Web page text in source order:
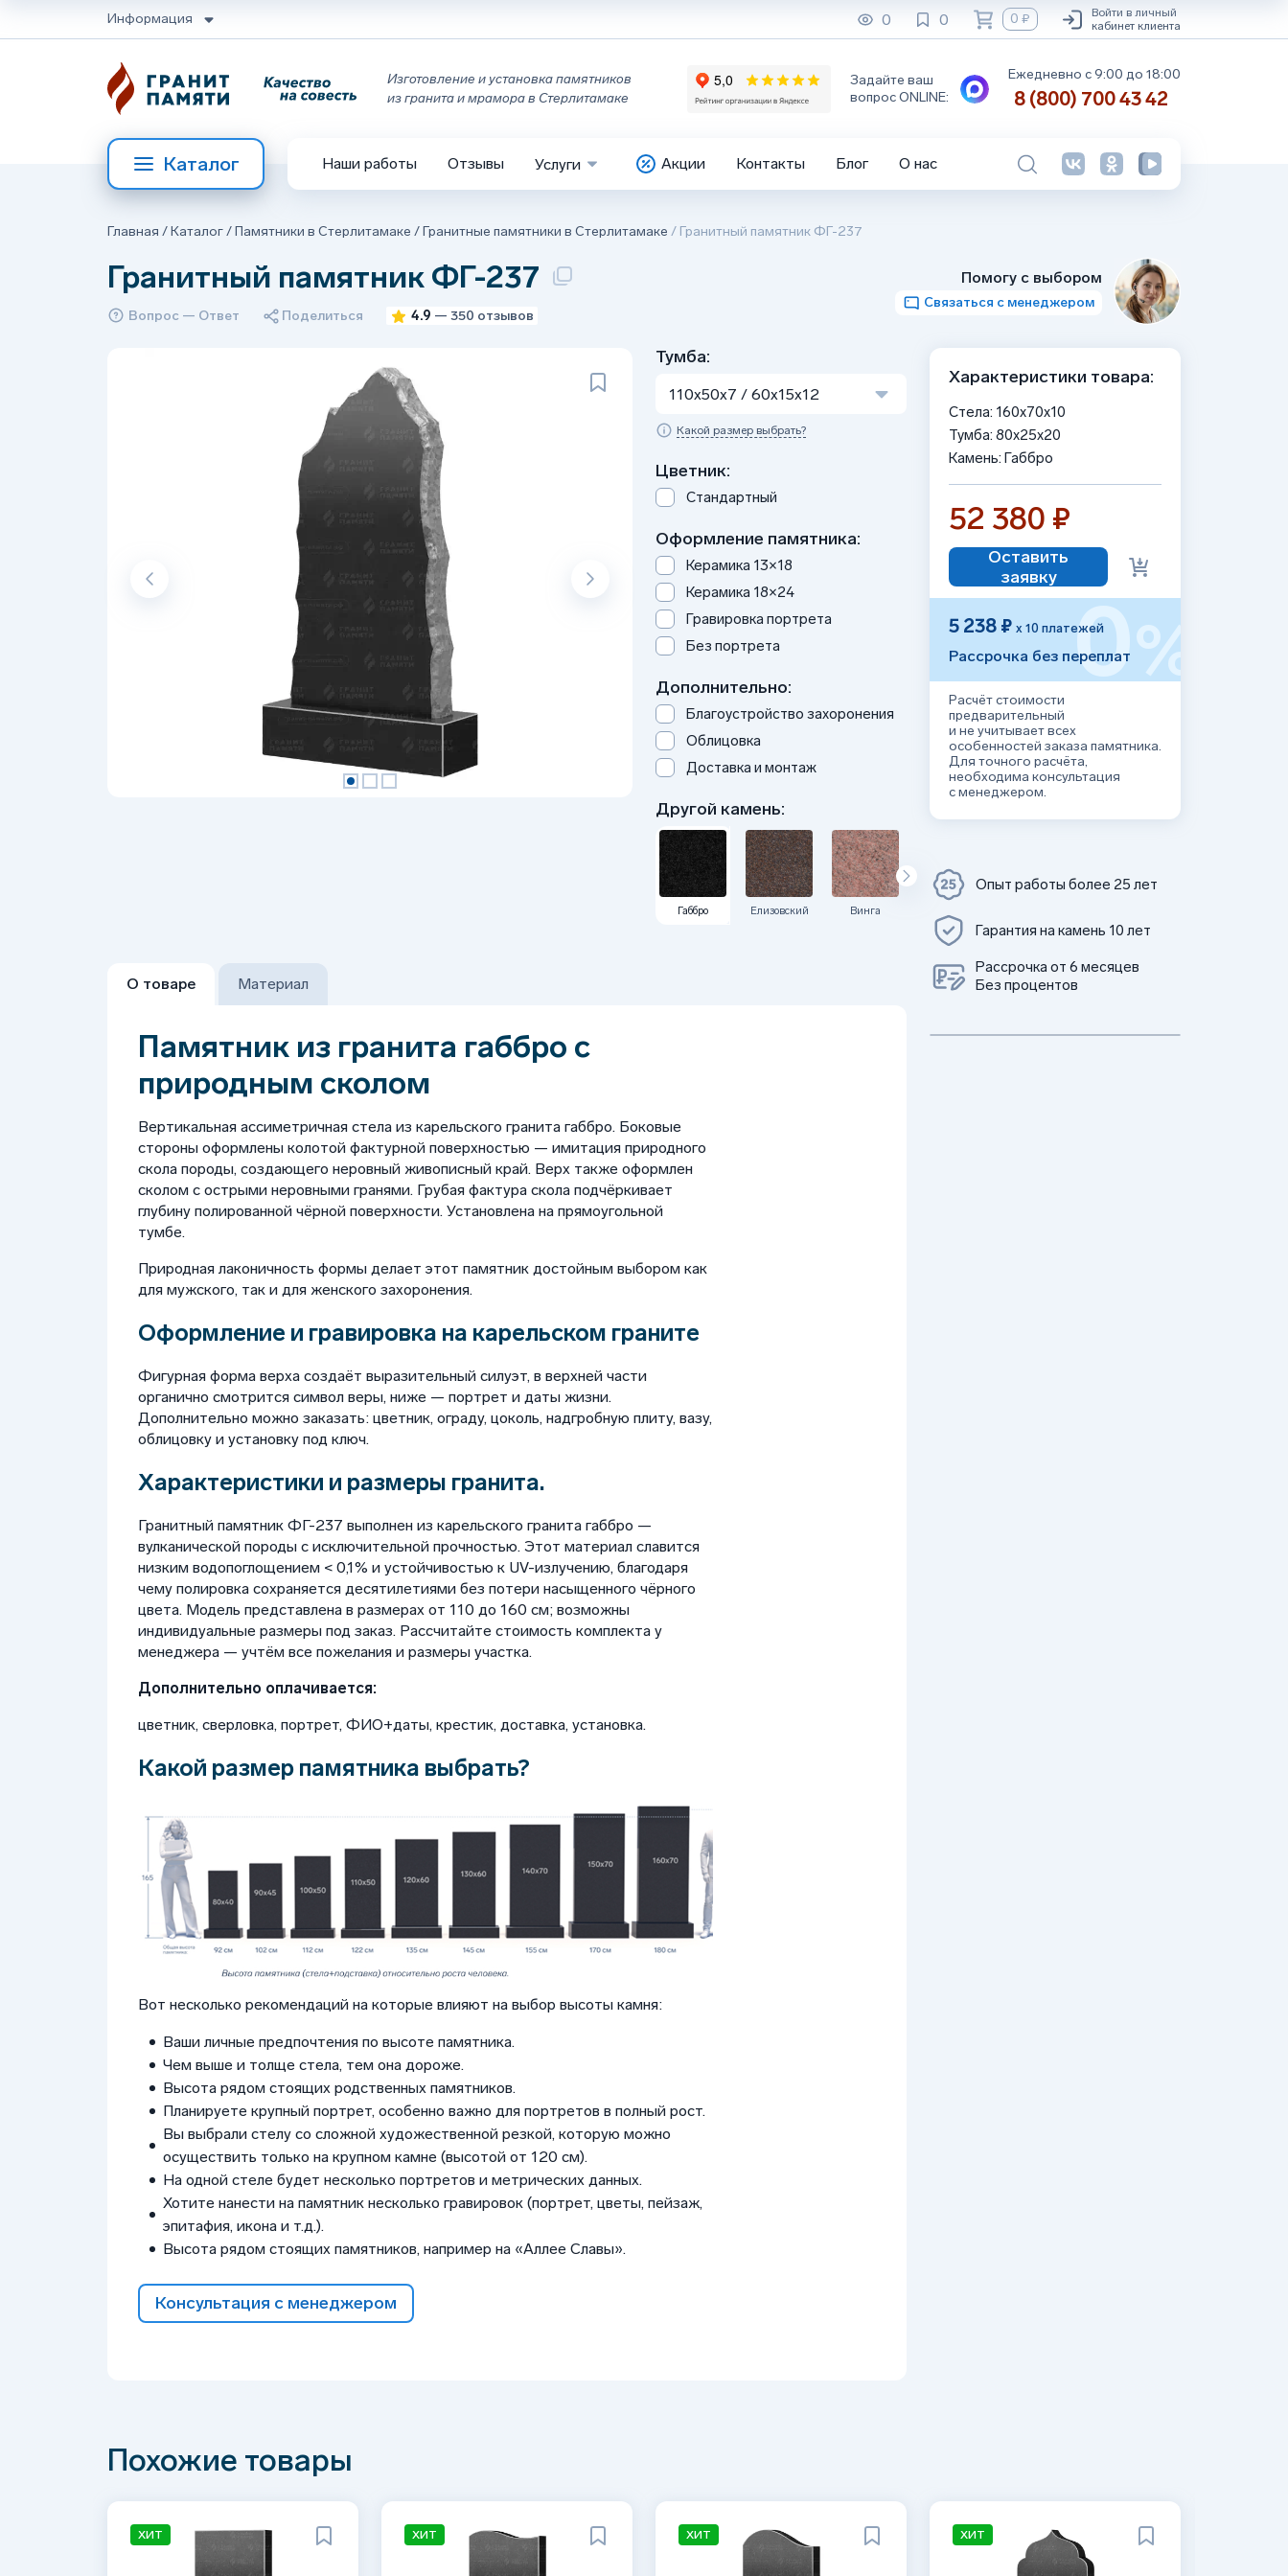
Информация 0 0 0 ₽
Войти в личный
кабинет клиента
Изготовление и установка памятников
из гранита и мрамора в Стерлитамаке
Задайте ваш
вопрос ONLINE:
Ежедневно с 9:00 до 18:00
8 (800) 700 43 42
Каталог Наши работы Отзывы Услуги Акции Контакты Блог О нас
Главная /Каталог/Памятники в Стерлитамаке /Гранитные памятники в Стерлитамаке / Гранитный памятник ФГ-237
Гранитный памятник ФГ-237
Вопрос — Ответ Поделиться 4.9 — 350 отзывов
Помогу с выбором
Связаться с менеджером
Тумба:
110x50x7 / 60x15x12
Какой размер выбрать?
Цветник:
Стандартный
Оформление памятника:
Керамика 13×18
Керамика 18×24
Гравировка портрета
Без портрета
Дополнительно:
Благоустройство захоронения
Облицовка
Доставка и монтаж
Другой камень:
Габбро Елизовский Винга
О товаре Материал
Памятник из гранита габбро с
природным сколом
Вертикальная ассиметричная стела из карельского гранита габбро. Боковые
стороны оформлены колотой фактурной поверхностью — имитация природного
скола породы, создающего неровный живописный край. Верх также оформлен
сколом с острыми неровными гранями. Грубая фактура скола подчёркивает
глубину полированной чёрной поверхности. Установлена на прямоугольной
тумбе.
Природная лаконичность формы делает этот памятник достойным выбором как
для мужского, так и для женского захоронения.
Оформление и гравировка на карельском граните
Фигурная форма верха создаёт выразительный силуэт, в верхней части
органично смотрится символ веры, ниже — портрет и даты жизни.
Дополнительно можно заказать: цветник, ограду, цоколь, надгробную плиту, вазу,
облицовку и установку под ключ.
Характеристики и размеры гранита.
Гранитный памятник ФГ-237 выполнен из карельского гранита габбро —
вулканической породы с исключительной прочностью. Этот материал славится
низким водопоглощением < 0,1% и устойчивостью к UV-излучению, благодаря
чему полировка сохраняется десятилетиями без потери насыщенного чёрного
цвета. Модель представлена в размерах от 110 до 160 см; возможны
индивидуальные размеры под заказ. Рассчитайте стоимость комплекта у
менеджера — учтём все пожелания и размеры участка.
Дополнительно оплачивается:
цветник, сверловка, портрет, ФИО+даты, крестик, доставка, установка.
Какой размер памятника выбрать?
Вот несколько рекомендаций на которые влияют на выбор высоты камня:
Ваши личные предпочтения по высоте памятника.
Чем выше и толще стела, тем она дороже.
Высота рядом стоящих родственных памятников.
Планируете крупный портрет, особенно важно для портретов в полный рост.
Вы выбрали стелу со сложной художественной резкой, которую можно
осуществить только на крупном камне (высотой от 120 см).
На одной стеле будет несколько портретов и метрических данных.
Хотите нанести на памятник несколько гравировок (портрет, цветы, пейзаж,
эпитафия, икона и т.д.).
Высота рядом стоящих памятников, например на «Аллее Славы».
Консультация с менеджером
Характеристики товара:
Стела: 160x70x10
Тумба: 80x25x20
Камень: Габбро
52 380 ₽
Оставить
заявку
5 238 ₽ х 10 платежей
Рассрочка без переплат
0%
Расчёт стоимости
предварительный
и не учитывает всех
особенностей заказа памятника.
Для точного расчёта,
необходима консультация
с менеджером.
Опыт работы более 25 лет
Гарантия на камень 10 лет
Рассрочка от 6 месяцев
Без процентов
Похожие товары
ХИТ ХИТ ХИТ ХИТ